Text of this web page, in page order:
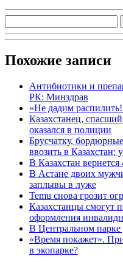
Похожие записи
Антибиотики и
РК: Минздрав
«Не дадим
Казахстанец,
оказался в полиции
Брусчатку,
ввозить в Казахстан:
В Казахстан вернется
В Астане двоих
заплывы в луже
Temu снова грозит
Казахстанцы смогут
оформления
В Центральном
«Время покажет».
в экопарке?